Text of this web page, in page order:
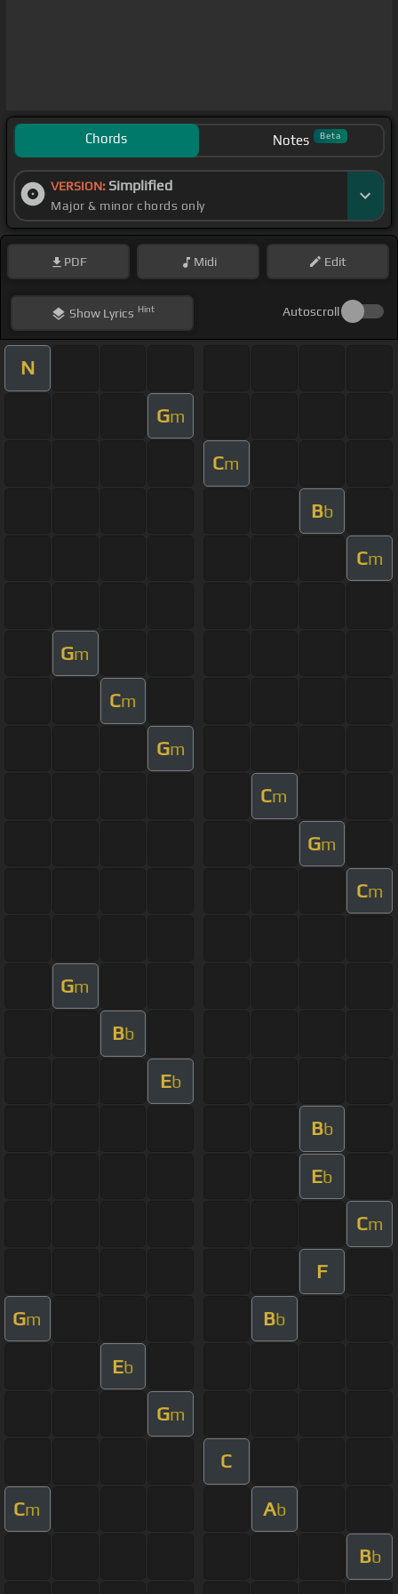
Chords Notes Beta
VERSION: Simplified
Major & minor chords only
PDF Midi Edit
ShowLyrics Hint Autoscroll
N
Gm
Cm
Bb
Cm
Gm
Cm
Gm
Cm
Gm
Cm
Gm
Bb
Eb
Bb
Eb
Cm
F
Gm Bb
Eb
Gm
C
Cm Ab
Bb